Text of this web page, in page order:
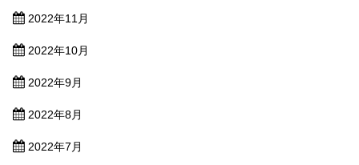
2022年11月
2022年10月
2022年9月
2022年8月
2022年7月